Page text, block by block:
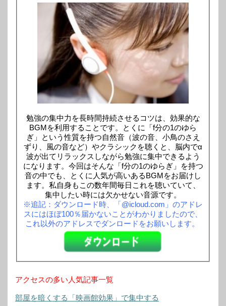
勉強の集中力を長時間持続させるコツは、効果的な
BGMを利用することです。とくに「f分の1のゆら
ぎ」という性質を持つ自然音（波の音、小鳥のさえ
ずり、風の音など）やクラシックを聴くと、脳内でα
波が出てリラックスしながら勉強に集中できるよう
になります。今回はそんな「f分の1のゆらぎ」を持つ
音の中でも、とくに人気が高いあるBGMをお届けし
ます。私自身もこの数年間毎日これを聴いていて、
集中したい時には欠かせない音源です。
※追記：ダウンロード時、「@icloud.com」のアドレ
スにはほぼ100％届かないことがわかりましたので、
これ以外のアドレスでダンロードをお願いします。
アクセスの多い人気記事一覧
部屋を暗くする「映画館効果」で集中する